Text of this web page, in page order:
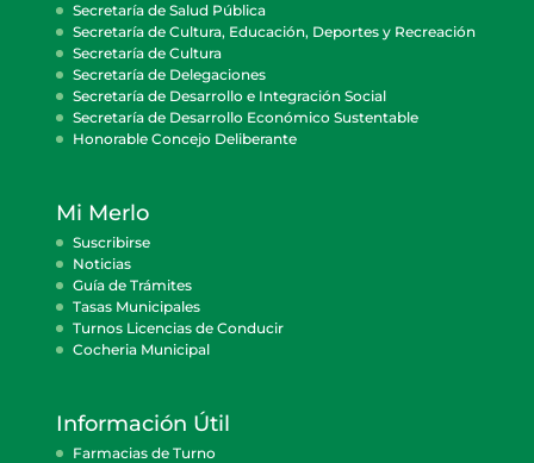
Secretaría de Salud Pública
Secretaría de Cultura, Educación, Deportes y Recreación
Secretaría de Cultura
Secretaría de Delegaciones
Secretaría de Desarrollo e Integración Social
Secretaría de Desarrollo Económico Sustentable
Honorable Concejo Deliberante
Mi Merlo
Suscribirse
Noticias
Guía de Trámites
Tasas Municipales
Turnos Licencias de Conducir
Cocheria Municipal
Información Útil
Farmacias de Turno